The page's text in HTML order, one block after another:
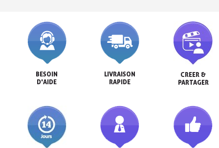
BESOIN
D'AIDE
LIVRAISON
RAPIDE
CREER &
PARTAGER